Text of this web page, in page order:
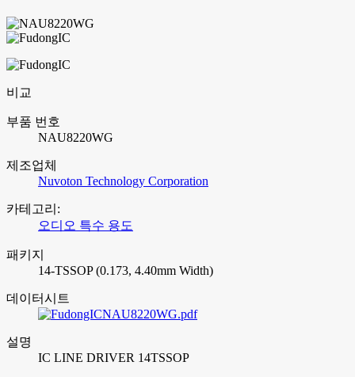
비교
부품 번호
NAU8220WG
제조업체
Nuvoton Technology Corporation
카테고리:
오디오 특수 용도
패키지
14-TSSOP (0.173, 4.40mm Width)
데이터시트
NAU8220WG.pdf
설명
IC LINE DRIVER 14TSSOP